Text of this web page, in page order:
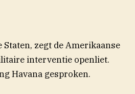
Staten, zegt de Amerikaanse
interventie openliet.
Havana gesproken.